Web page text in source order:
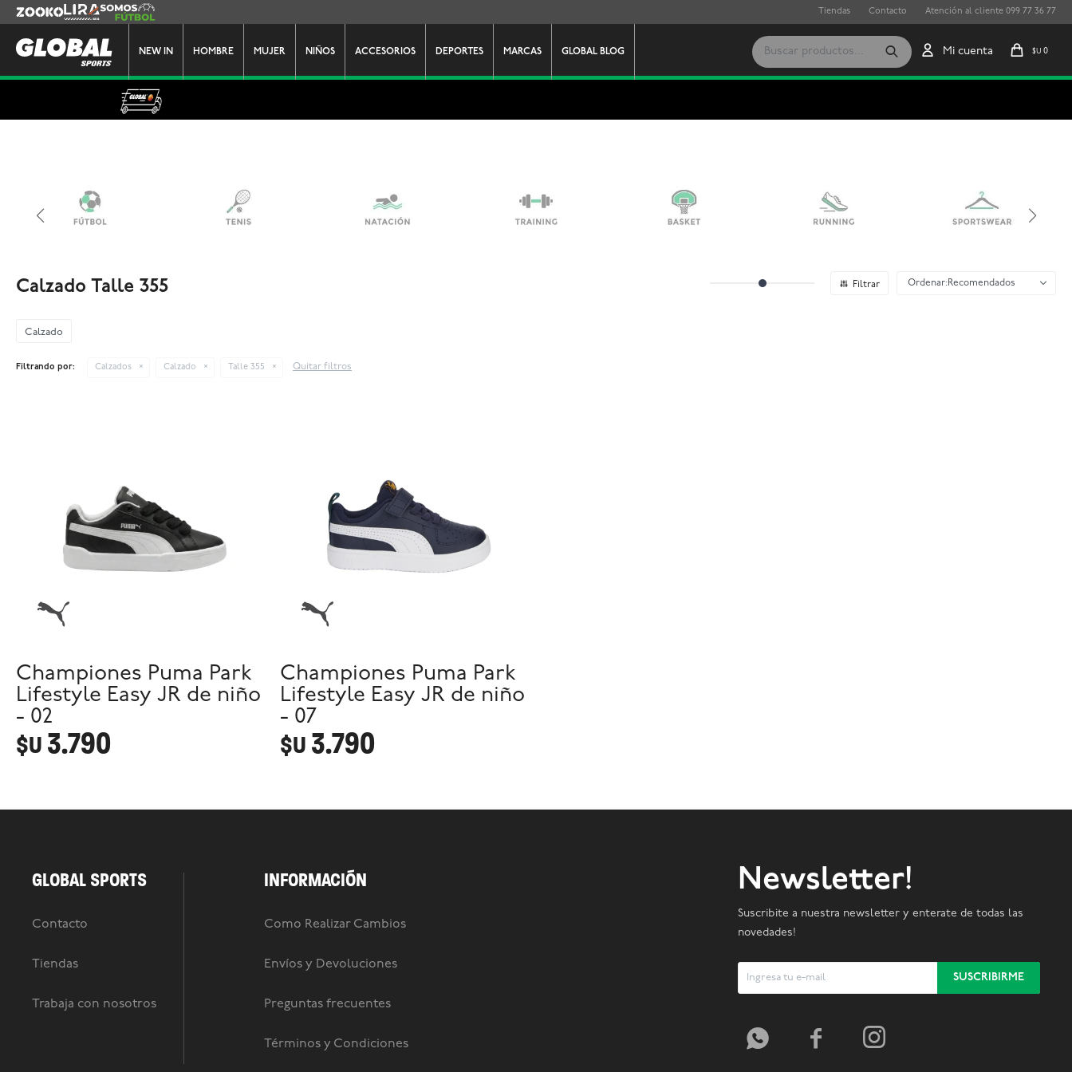
NEW IN HOMBRE MUJER NIÑOS ACCESORIOS DEPORTES MARCAS GLOBAL BLOG $U 0
Zooko Lira Somos Futbol Tiendas Contacto Atención al cliente 099 77 36 77
Calzado Talle 355 Recomendados
Calzado
Filtrando por: Calzados Calzado Talle 355 Quitar filtros
Championes Puma Park
Lifestyle Easy JR de niño
- 02
$U 3.790
Championes Puma Park
Lifestyle Easy JR de niño
- 07
$U 3.790
GLOBAL SPORTS
Contacto
Tiendas
Trabaja con nosotros
INFORMACIÓN
Como Realizar Cambios
Envíos y Devoluciones
Preguntas frecuentes
Términos y Condiciones
Newsletter!
Suscribite a nuestra newsletter y enterate de todas las
novedades!
SUSCRIBIRME
  